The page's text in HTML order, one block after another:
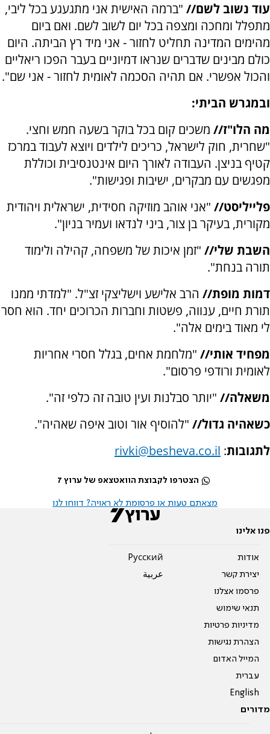
עוד נשוב לשם// "ברמה האישית אני מתגעגע בכל ליבי,
מתפלל ומחכה ומצפה בכל יום לשוב לשם. ואם ביום
מהימים המדינה תחליט לחזור - אני מיד רץ הביתה. היום
כולם מבינים שדברים שנראו דמיוניים בעבר הפכו ריאליים
והכול אפשרי. אם תהיה הסכמה לאומית לחזור - אני שם".
ובמגרש הביתי:
מה הלו"ז// משכים קום בכל בוקר בשעה חמש וחצי.
"שחרית, חוק לישראל, כריכים לילדים ויוצא לעבוד במרכז
קטיף בניצן. העבודה לאורך היום אינטנסיבית וכוללת
מפגשים עם מבקרים, ישיבות ופגישות".
פלייליסט// "אני אוהב מוזיקה חסידית, ישראלית ויהודית
מקורית, בעיקר בן צור, ביני לנדאו ועמיר בניון".
השבת שלי// "זמן איכות של משפחה, קהילה ולימוד
תורה בנחת".
דמות מופת// הרב אלישע וישליצקי זצ"ל. "למדתי ממנו
תורת חיים, ענווה, פשטות וחברות הכרוכים יחד. הוא חסר
לי מאוד בימים אלה".
מפחיד אותי// "מלחמת אחים, בגלל חסרי אחריות
לאומית ורודפי פרסום".
משאלה// "יותר סבלנות ועין טובה זה כלפי זה".
כשאהיה גדול// "להוסיף אור וטוב איפה שאהיה".
לתגובות:
rivki@besheva.co.il
הצטרפו לקבוצת הוואטצאפ של ערוץ 7
מצאתם טעות או פרסומת לא ראויה? דווחו לנו
פנו אלינו
אודות
יצירת קשר
פרסמו אצלנו
תנאי שימוש
מדיניות פרטיות
הצהרת נגישות
המייל האדום
עברית
English
Pусский
عربية
מדורים